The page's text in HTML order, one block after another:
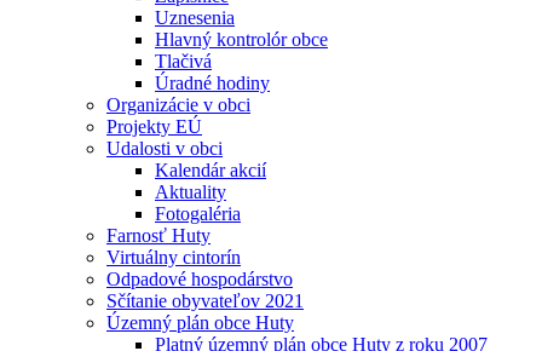
Uznesenia
Hlavný kontrolór obce
Tlačivá
Úradné hodiny
Organizácie v obci
Projekty EÚ
Udalosti v obci
Kalendár akcií
Aktuality
Fotogaléria
Farnosť Huty
Virtuálny cintorín
Odpadové hospodárstvo
Sčítanie obyvateľov 2021
Územný plán obce Huty
Platný územný plán obce Huty z roku 2007